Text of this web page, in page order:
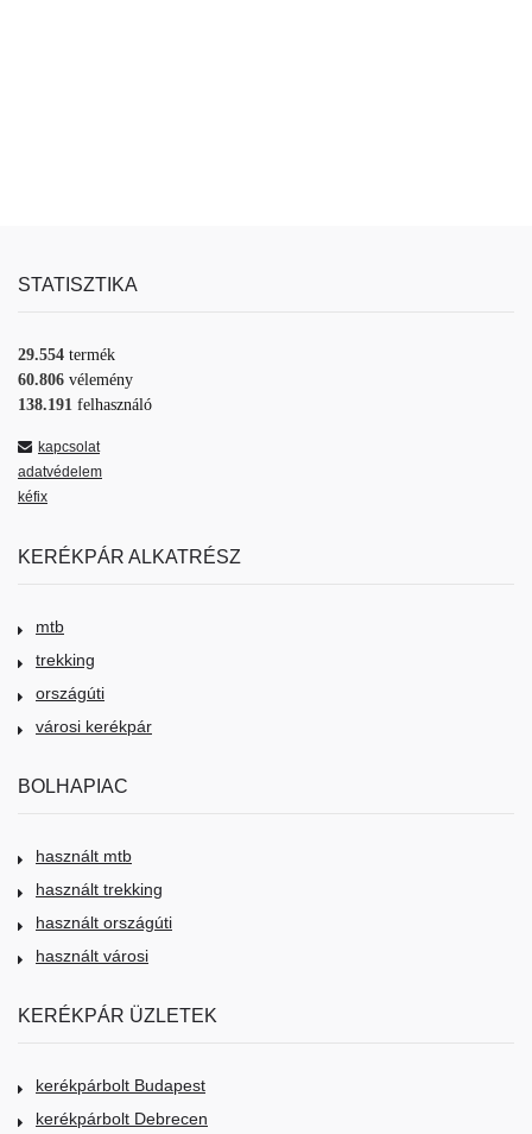
STATISZTIKA
29.554 termék
60.806 vélemény
138.191 felhasználó
kapcsolat
adatvédelem
kéfix
KERÉKPÁR ALKATRÉSZ
mtb
trekking
országúti
városi kerékpár
BOLHAPIAC
használt mtb
használt trekking
használt országúti
használt városi
KERÉKPÁR ÜZLETEK
kerékpárbolt Budapest
kerékpárbolt Debrecen